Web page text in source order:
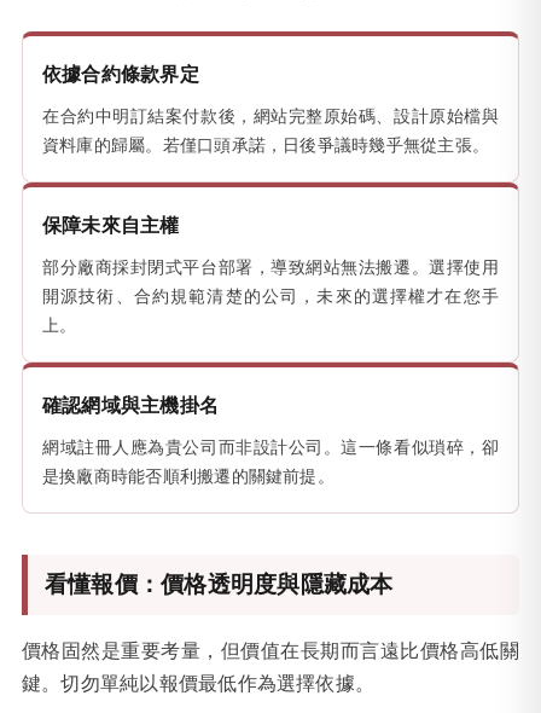
依據合約條款界定
在合約中明訂結案付款後，網站完整原始碼、設計原始檔與
資料庫的歸屬。若僅口頭承諾，日後爭議時幾乎無從主張。
保障未來自主權
部分廠商採封閉式平台部署，導致網站無法搬遷。選擇使用
開源技術、合約規範清楚的公司，未來的選擇權才在您手
上。
確認網域與主機掛名
網域註冊人應為貴公司而非設計公司。這一條看似瑣碎，卻
是換廠商時能否順利搬遷的關鍵前提。
看懂報價：價格透明度與隱藏成本
價格固然是重要考量，但價值在長期而言遠比價格高低關
鍵。切勿單純以報價最低作為選擇依據。